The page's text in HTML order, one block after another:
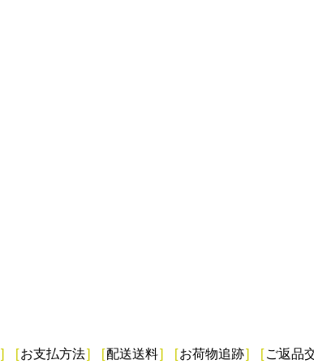
] [お支払方法] [配送送料] [お荷物追跡] [ ご返品